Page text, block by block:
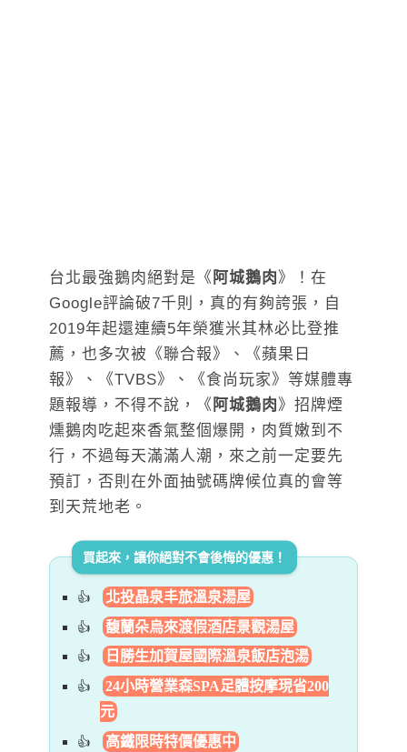
台北最強鵝肉絕對是《 阿城鵝肉》！在
Google評論破7千則，真的有夠誇張，自
2019年起還連續5年榮獲米其林必比登推
薦，也多次被《聯合報》、《蘋果日
報》、《TVBS》、《食尚玩家》等媒體專
題報導，不得不說，《 阿城鵝肉》招牌煙
燻鵝肉吃起來香氣整個爆開，肉質嫩到不
行，不過每天滿滿人潮，來之前一定要先
預訂，否則在外面抽號碼牌候位真的會等
到天荒地老。
買起來，讓你絕對不會後悔的優惠！
北投晶泉丰旅溫泉湯屋
馥蘭朵烏來渡假酒店景觀湯屋
日勝生加賀屋國際溫泉飯店泡湯
24小時營業森SPA足體按摩現省200
元
高鐵限時特價優惠中